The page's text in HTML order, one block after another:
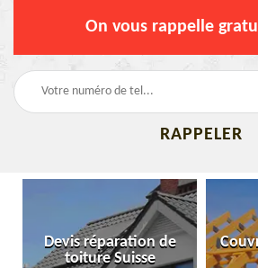
On vous rappelle
Devis réparation de
toiture Suisse